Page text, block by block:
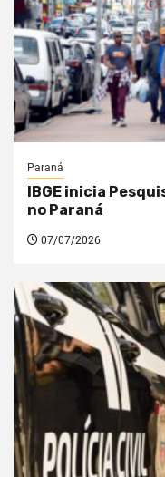
Paraná
IBGE inicia
no Paraná
07/07/2026